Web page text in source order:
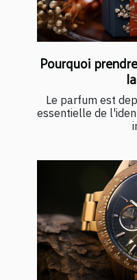
Pourquoi
Le parfum est
essentielle de